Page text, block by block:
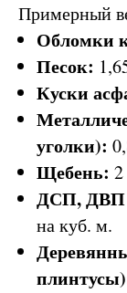
Примерный
Обломки
Песок:
Куски
уголки):
Щебень:
ДСП, ДВП
на куб. м.